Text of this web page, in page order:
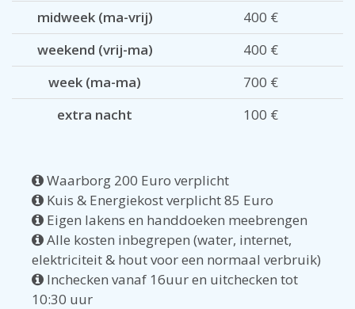
midweek (ma-vrij)
400 €
weekend (vrij-ma)
400 €
week (ma-ma)
700 €
extra nacht
100 €
Waarborg 200 Euro verplicht
Kuis & Energiekost verplicht 85 Euro
Eigen lakens en handdoeken meebrengen
Alle kosten inbegrepen (water, internet,
elektriciteit & hout voor een normaal verbruik)
Inchecken vanaf 16uur en uitchecken tot
10:30 uur